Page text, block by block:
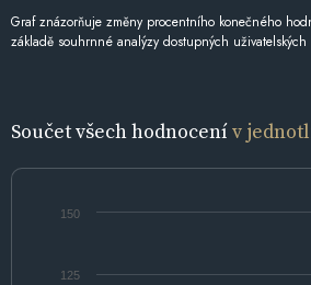
Graf znázorňuje změny procentního konečného
základě souhrnné analýzy dostupných
Součet všech hodnocenív
125
150